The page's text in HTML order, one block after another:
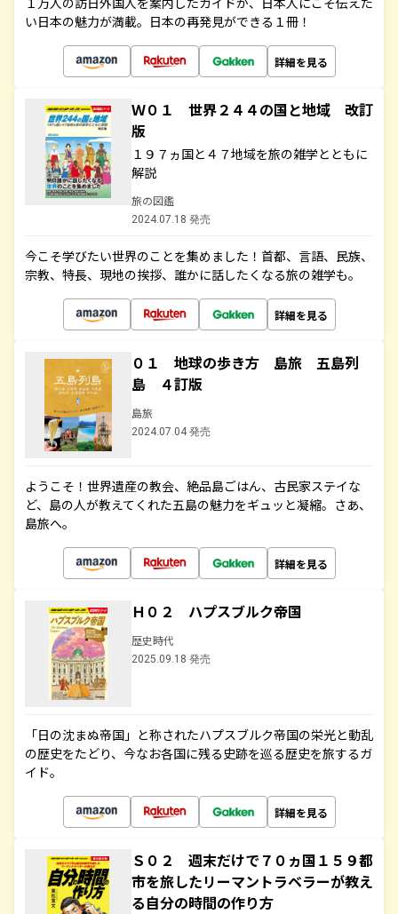
い日本の魅力が満載。日本の再発見ができる１冊！
詳細を見る
Ｗ０１ 世界２４４の国と地域 改訂
版
１９７ヵ国と４７地域を旅の雑学とともに
解説
旅の図鑑
2024.07.18 発売
今こそ学びたい世界のことを集めました！首都、言語、民族、
宗教、特長、現地の挨拶、誰かに話したくなる旅の雑学も。
詳細を見る
０１ 地球の歩き方 島旅 五島列
島 ４訂版
島旅
2024.07.04 発売
ようこそ！世界遺産の教会、絶品島ごはん、古民家ステイな
ど、島の人が教えてくれた五島の魅力をギュッと凝縮。さあ、
島旅へ。
詳細を見る
Ｈ０２ ハプスブルク帝国
歴史時代
2025.09.18 発売
「日の沈まぬ帝国」と称されたハプスブルク帝国の栄光と動乱
の歴史をたどり、今なお各国に残る史跡を巡る歴史を旅するガ
イド。
詳細を見る
Ｓ０２ 週末だけで７０ヵ国１５９都
市を旅したリーマントラベラーが教え
る自分の時間の作り方